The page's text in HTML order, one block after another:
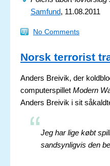
Samfund, 11.08.2011
No Comments
Norsk terrorist
Anders Breivik, der
computerspillet Modern
Anders Breivik i sit
Jeg har lige købt
sandsynligvis den